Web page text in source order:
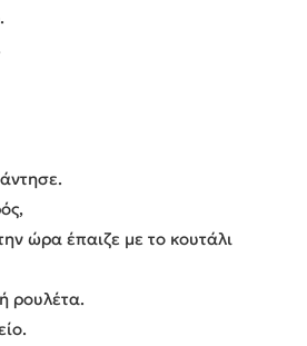
ώρα έπαιζε με το κουτάλι
ρουλέτα.